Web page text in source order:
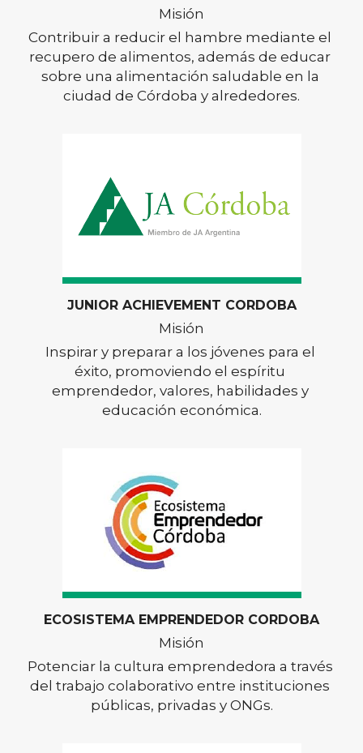
Misión
Contribuir a reducir el hambre mediante el
recupero de alimentos, además de educar
sobre una alimentación saludable en la
ciudad de Córdoba y alrededores.
JUNIOR ACHIEVEMENT CORDOBA
Misión
Inspirar y preparar a los jóvenes para el
éxito, promoviendo el espíritu
emprendedor, valores, habilidades y
educación económica.
ECOSISTEMA EMPRENDEDOR CORDOBA
Misión
Potenciar la cultura emprendedora a través
del trabajo colaborativo entre instituciones
públicas, privadas y ONGs.